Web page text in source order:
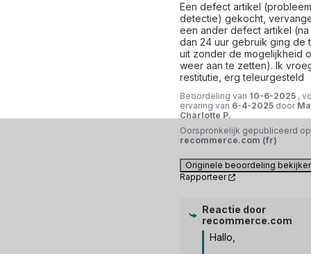
Een defect artikel
detectie) gekocht,
een ander defect artikel (na
dan 24 uur gebruik ging de
uit zonder de mogelijkheid
weer aan te zetten). Ik
restitutie, erg teleurgesteld
Beoordeling van 10-6-2025 ,
ervaring van 6-4-2025 door
Charlotte P.
Oorspronkelijk gepubliceerd op
recommerce.com (fr)
Originele beoordeling
Rapporteer
Reactie door
recommerce.com
Hallo,